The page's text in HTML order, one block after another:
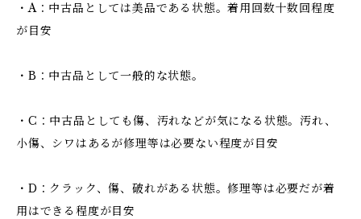
・A：中古品としては美品である状態。着用回数十数回程度
が目安
・B：中古品として一般的な状態。
・C：中古品としても傷、汚れなどが気になる状態。汚れ、
小傷、シワはあるが修理等は必要ない程度が目安
・D：クラック、傷、破れがある状態。修理等は必要だが着
用はできる程度が目安